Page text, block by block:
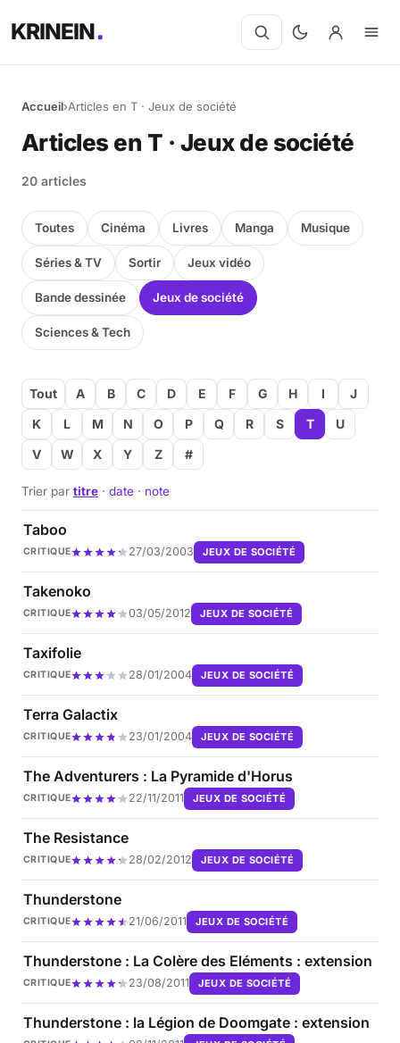
KRINEIN
Accueil›Articles en T · Jeux de société
Articles en T · Jeux de société
20 articles
Toutes Cinéma Livres Manga Musique
Séries & TV Sortir Jeux vidéo
Bande dessinée Jeux de société
Sciences & Tech
Tout A B C D E F G H I
J
K
L M N O P Q R S T
U
V
W X Y Z #
Trier par titre · date · note
Taboo
CRITIQUE 27/03/2003 JEUX DE SOCIÉTÉ
Takenoko
CRITIQUE 03/05/2012 JEUX DE SOCIÉTÉ
Taxifolie
CRITIQUE 28/01/2004 JEUX DE SOCIÉTÉ
Terra Galactix
CRITIQUE 23/01/2004 JEUX DE SOCIÉTÉ
The Adventurers : La Pyramide d'Horus
CRITIQUE 22/11/2011 JEUX DE SOCIÉTÉ
The Resistance
CRITIQUE 28/02/2012 JEUX DE SOCIÉTÉ
Thunderstone
CRITIQUE 21/06/2011 JEUX DE SOCIÉTÉ
Thunderstone : La Colère des Eléments : extension
CRITIQUE 23/08/2011 JEUX DE SOCIÉTÉ
Thunderstone : la Légion de Doomgate : extension